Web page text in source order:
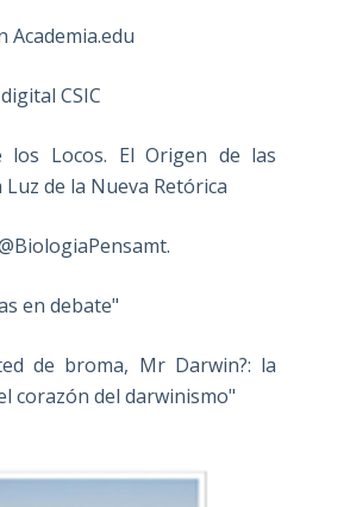
Academia.edu
CSIC
los Locos. El Origen de las
Luz de la Nueva Retórica
en debate"
de broma, Mr Darwin?: la
corazón del darwinismo"